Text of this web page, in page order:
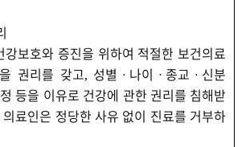
강보호와 증진을 위하여 적절한 보건의료
권리를 갖고, 성별 ㆍ 나이 ㆍ종교 ㆍ 신분
등을 이유로 건강에 관한 권리를 침해받
의료인은 정당한 사유 없이 진료를 거부하